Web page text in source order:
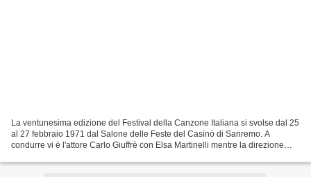
La ventunesima edizione del Festival della Canzone Italiana si svolse dal 25
al 27 febbraio 1971 dal Salone delle Feste del Casinò di Sanremo. A
condurre vi è l'attore Carlo Giuffrè con Elsa Martinelli mentre la direzione